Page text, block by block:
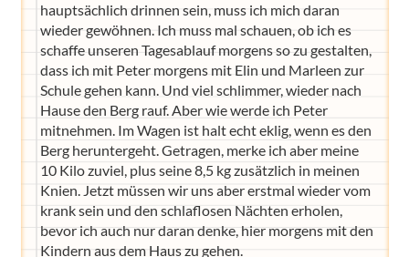
hauptsächlich drinnen sein, muss ich mich daran
wieder gewöhnen. Ich muss mal schauen, ob ich es
schaffe unseren Tagesablauf morgens so zu gestalten,
dass ich mit Peter morgens mit Elin und Marleen zur
Schule gehen kann. Und viel schlimmer, wieder nach
Hause den Berg rauf. Aber wie werde ich Peter
mitnehmen. Im Wagen ist halt echt eklig, wenn es den
Berg heruntergeht. Getragen, merke ich aber meine
10 Kilo zuviel, plus seine 8,5 kg zusätzlich in meinen
Knien. Jetzt müssen wir uns aber erstmal wieder vom
krank sein und den schlaflosen Nächten erholen,
bevor ich auch nur daran denke, hier morgens mit den
Kindern aus dem Haus zu gehen.